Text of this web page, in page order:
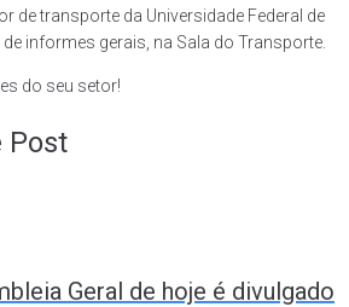
de transporte da Universidade Federal de
informes gerais, na Sala do Transporte.
do seu setor!
Post
Geral de hoje é divulgado